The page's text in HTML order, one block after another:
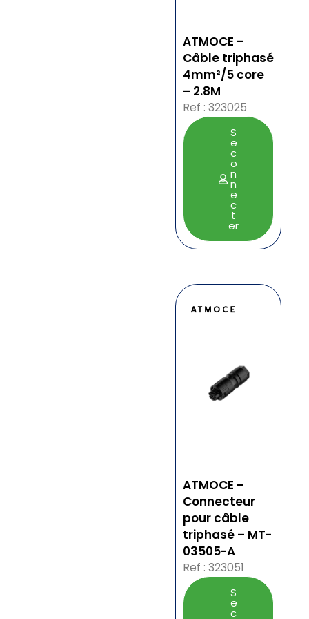
ATMOCE –
Câble triphasé
4mm²/5 core
– 2.8M
Ref : 323025
S
e
c
o
n
n
e
c
t
er
ATMOCE –
Connecteur
pour câble
triphasé – MT-
03505-A
Ref : 323051
S
e
c